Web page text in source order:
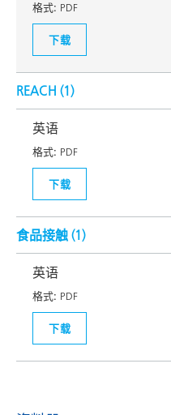
格式: PDF
下载
REACH (1)
英语
格式: PDF
下载
食品接触 (1)
英语
格式: PDF
下载